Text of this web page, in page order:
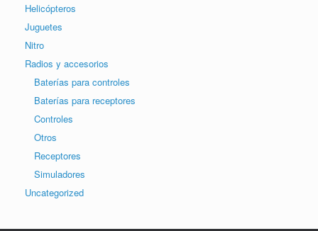
Helicópteros
Juguetes
Nitro
Radios y accesorios
Baterías para controles
Baterías para receptores
Controles
Otros
Receptores
Simuladores
Uncategorized